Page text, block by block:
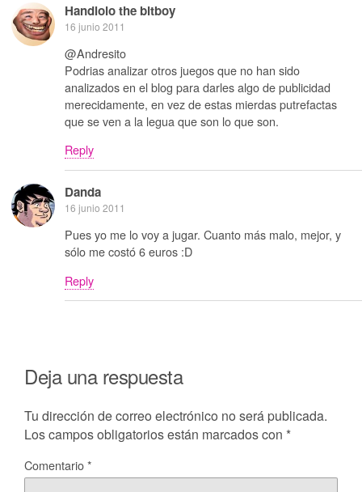
Handlolo the bitboy
16 junio 2011
@Andresito
Podrias analizar otros juegos que no han sido
analizados en el blog para darles algo de publicidad
merecidamente, en vez de estas mierdas putrefactas
que se ven a la legua que son lo que son.
Reply
Danda
16 junio 2011
Pues yo me lo voy a jugar. Cuanto más malo, mejor, y
sólo me costó 6 euros :D
Reply
Deja una respuesta
Tu dirección de correo electrónico no será publicada.
Los campos obligatorios están marcados con *
Comentario*